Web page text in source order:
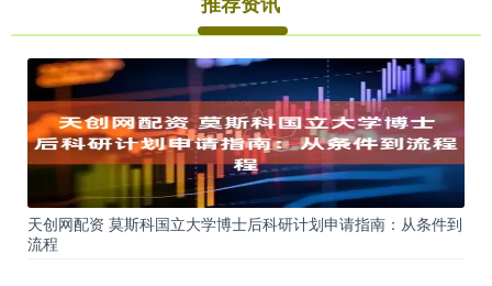
天创网配资 莫斯科国立大学博士后科研计划申请指南：从条件到
流程